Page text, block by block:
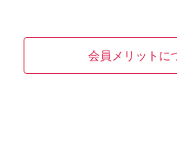
会員メリットに